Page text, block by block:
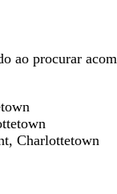
ao procurar
Charlottetown